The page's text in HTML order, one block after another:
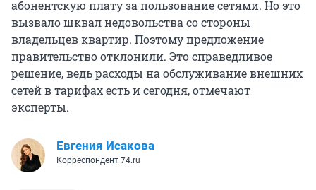
абонентскую плату за пользование сетями. Но это
вызвало шквал недовольства со стороны
владельцев квартир. Поэтому предложение
правительство отклонили. Это справедливое
решение, ведь расходы на обслуживание внешних
сетей в тарифах есть и сегодня, отмечают
эксперты.
Евгения Исакова
Корреспондент 74.ru